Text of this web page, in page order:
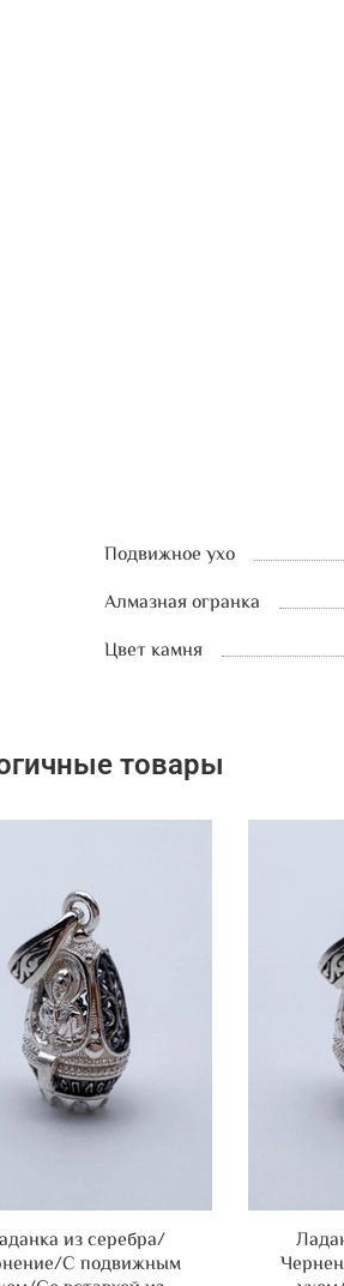
Подвижное ухо
Алмазная огранка
Цвет камня
товары
из серебра/
С подвижным